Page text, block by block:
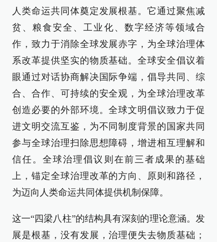
人类命运共同体奠定发展根基。它通过聚焦减
贫、粮食安全、工业化、数字经济等领域合
作，致力于消除全球发展赤字，为全球治理体
系改革提供坚实的物质基础。全球安全倡议着
眼通过对话协商解决国际争端，倡导共同、综
合、合作、可持续的安全观，为全球治理改革
创造必要的外部环境。全球文明倡议致力于促
进文明交流互鉴，为不同制度背景的国家共同
参与全球治理扫除思想障碍，增进相互理解和
信任。全球治理倡议则在前三者成果的基础
上，锚定全球治理改革的方向、原则和路径，
为迈向人类命运共同体提供机制保障。
这一“四梁八柱”的结构具有深刻的理论意涵。发
展是根基，没有发展，治理便失去物质基础；